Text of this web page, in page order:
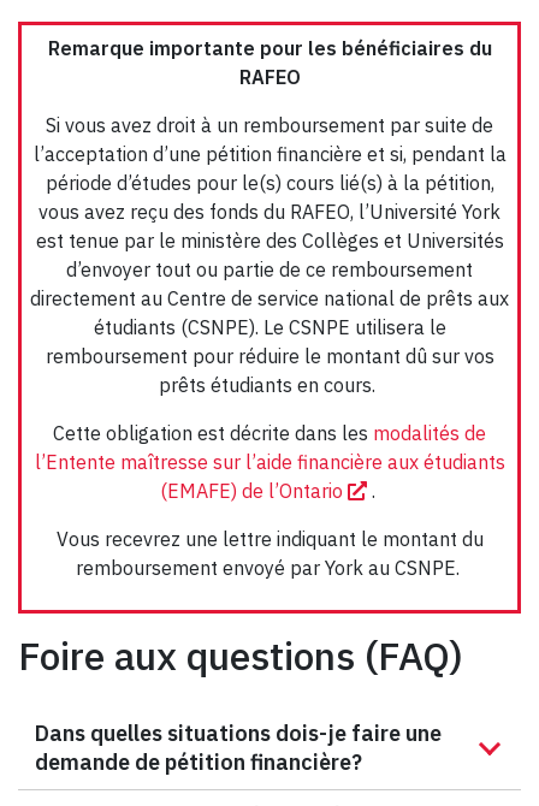
Remarque importante pour les bénéficiaires du
RAFEO
Si vous avez droit à un remboursement par suite de
l’acceptation d’une pétition financière et si, pendant la
période d’études pour le(s) cours lié(s) à la pétition,
vous avez reçu des fonds du RAFEO, l’Université York
est tenue par le ministère des Collèges et Universités
d’envoyer tout ou partie de ce remboursement
directement au Centre de service national de prêts aux
étudiants (CSNPE). Le CSNPE utilisera le
remboursement pour réduire le montant dû sur vos
prêts étudiants en cours.
Cette obligation est décrite dans les modalités de
l’Entente maîtresse sur l’aide financière aux étudiants
(EMAFE) de l’Ontario
.
Vous recevrez une lettre indiquant le montant du
remboursement envoyé par York au CSNPE.
Foire aux questions (FAQ)
Dans quelles situations dois-je faire une
demande de pétition financière?